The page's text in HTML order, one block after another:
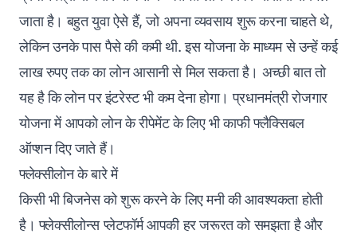
जाता है। बहुत युवा ऐसे हैं, जो अपना व्यवसाय शुरू करना चाहते थे,
लेकिन उनके पास पैसे की कमी थी. इस योजना के माध्यम से उन्हें कई
लाख रुपए तक का लोन आसानी से मिल सकता है। अच्छी बात तो
यह है कि लोन पर इंटरेस्ट भी कम देना होगा। प्रधानमंत्री रोजगार
योजना में आपको लोन के रीपेमेंट के लिए भी काफी फ्लैक्सिबल
ऑप्शन दिए जाते हैं।
फ्लेक्सीलोन के बारे में
किसी भी बिजनेस को शुरू करने के लिए मनी की आवश्यकता होती
है। फ्लेक्सीलोन्स प्लेटफॉर्म आपकी हर जरूरत को समझता है और